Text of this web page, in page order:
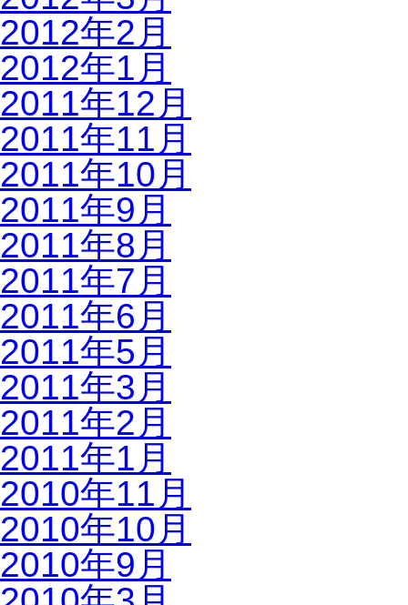
2012年2月
2012年1月
2011年12月
2011年11月
2011年10月
2011年9月
2011年8月
2011年7月
2011年6月
2011年5月
2011年3月
2011年2月
2011年1月
2010年11月
2010年10月
2010年9月